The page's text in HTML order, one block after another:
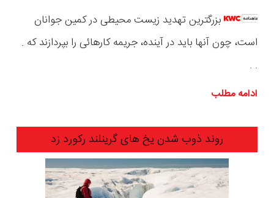
بزرگترین تهدید زیست محیطی در کمین جوانان
است، چون آنها باید در آینده، جریمه کارهائی را بپردازند که .
. .
ادامه مطلب
روند ذوب شدن یخ های گرینلند رکورد زد